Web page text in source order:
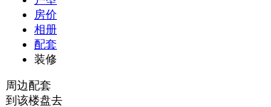
房价
相册
配套
装修
周边配套
到该楼盘去